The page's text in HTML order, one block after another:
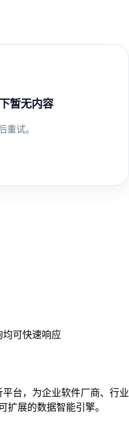
暂无内容
重试。
可快速响应
台，为企业软件厂商、行业
展的数据智能引擎。